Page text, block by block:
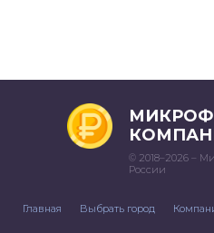
© 2018–2026 –
России
Главная Выбрать город